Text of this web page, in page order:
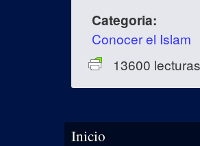
Categoria:
Conocer el Islam
13600 lecturas
Se encuentra usted aquí
Inicio